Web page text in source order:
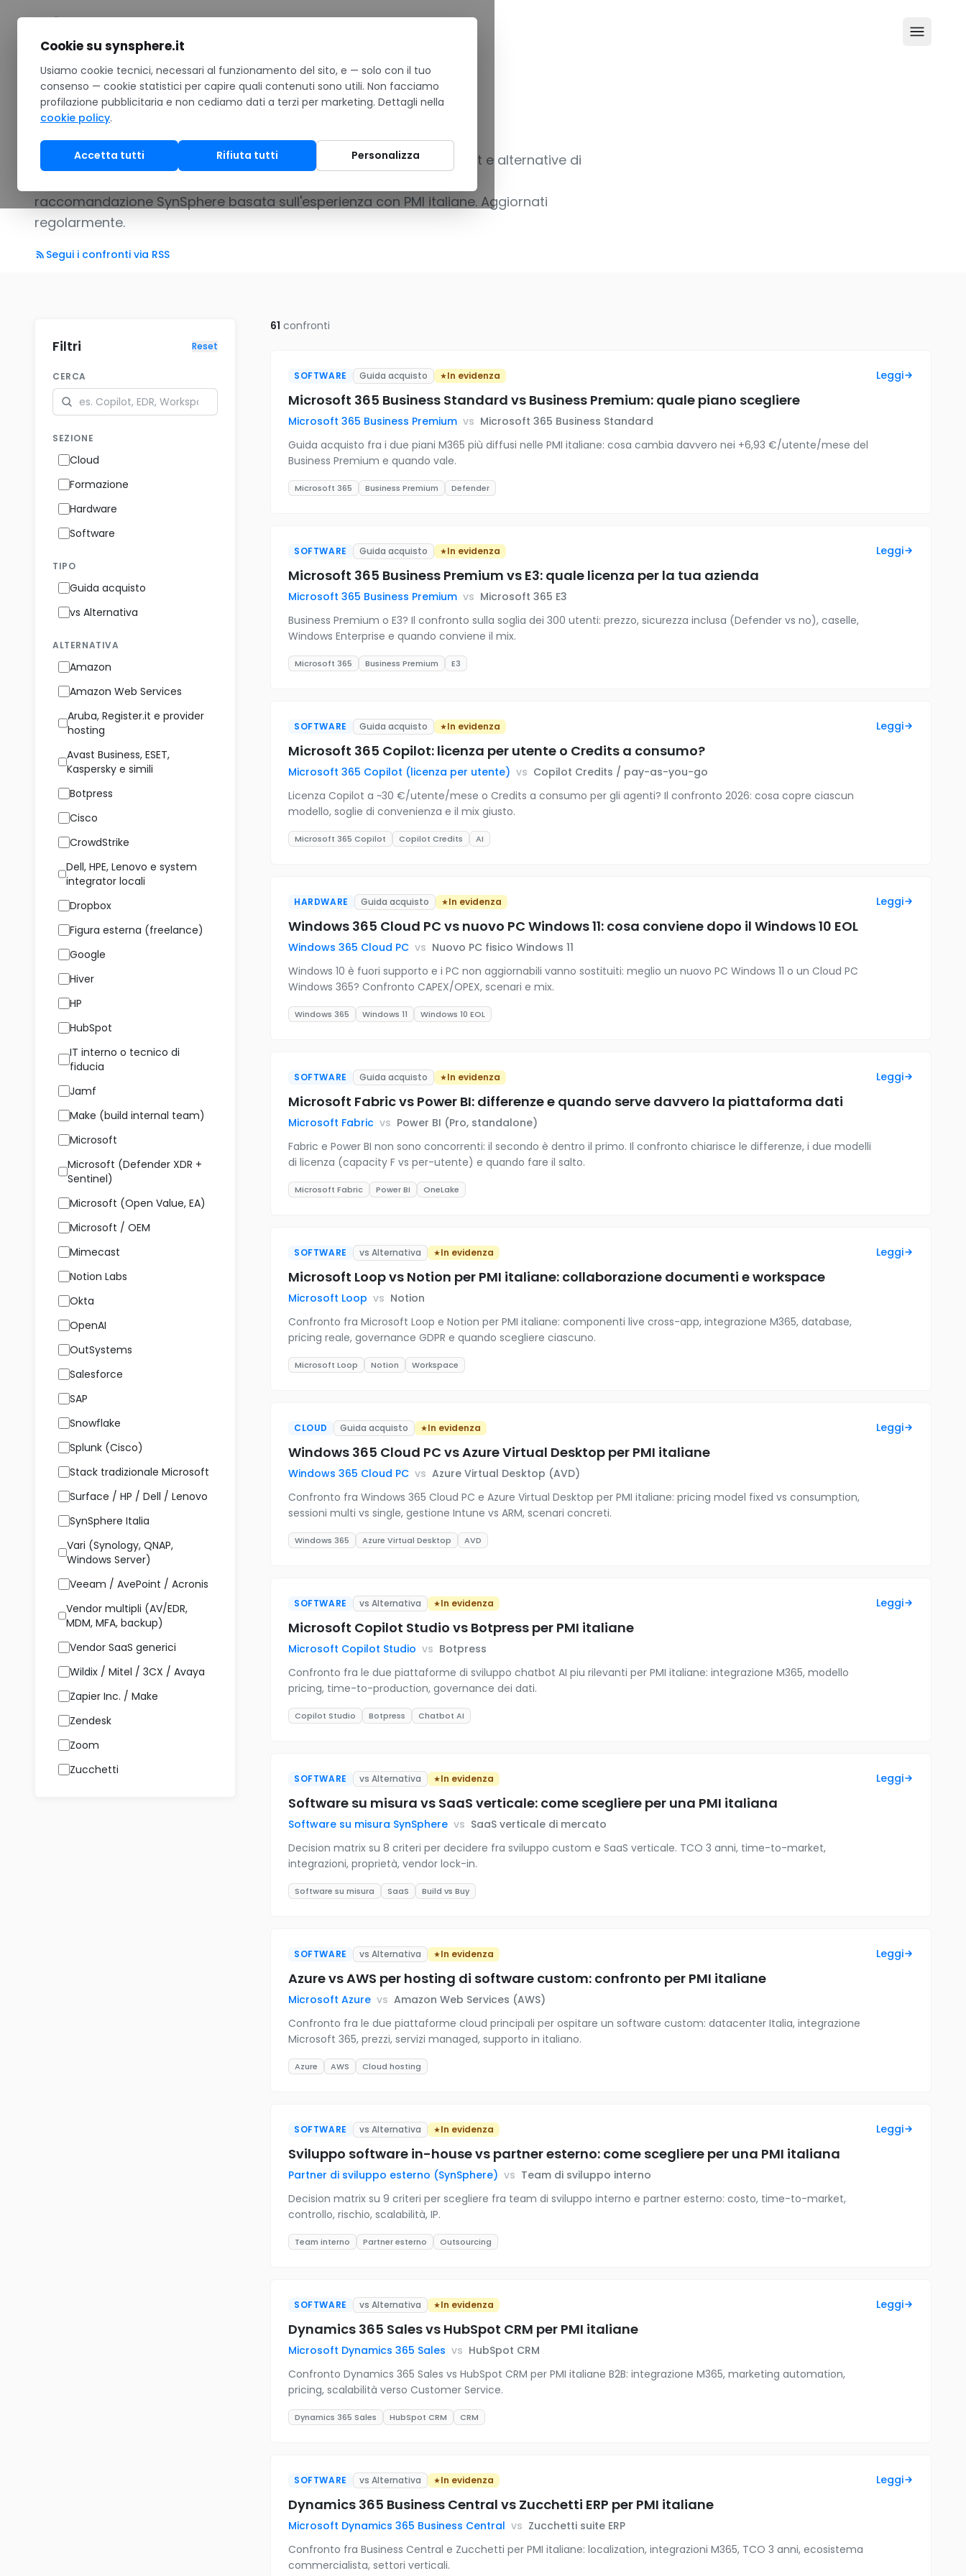
Home/Confronti
Confronti prodotto
Guide editoriali per scegliere consapevolmente fra prodotti Microsoft e alternative di
raccomandazione SynSphere basata sull'esperienza con PMI italiane. Aggiornati
regolarmente.
Segui i confronti via RSS
Filtri Reset
CERCA
SEZIONE
Cloud
Formazione
Hardware
Software
TIPO
Guida acquisto
vs Alternativa
ALTERNATIVA
Amazon
Amazon Web Services
Aruba, Register.it e provider
hosting
Avast Business, ESET,
Kaspersky e simili
Botpress
Cisco
CrowdStrike
Dell, HPE, Lenovo e system
integrator locali
Dropbox
Figura esterna (freelance)
Google
Hiver
HP
HubSpot
IT interno o tecnico di
fiducia
Jamf
Make (build internal team)
Microsoft
Microsoft (Defender XDR +
Sentinel)
Microsoft (Open Value, EA)
Microsoft / OEM
Mimecast
Notion Labs
Okta
OpenAI
OutSystems
Salesforce
SAP
Snowflake
Splunk (Cisco)
Stack tradizionale Microsoft
Surface / HP / Dell / Lenovo
SynSphere Italia
Vari (Synology, QNAP,
Windows Server)
Veeam / AvePoint / Acronis
Vendor multipli (AV/EDR,
MDM, MFA, backup)
Vendor SaaS generici
Wildix / Mitel / 3CX / Avaya
Zapier Inc. / Make
Zendesk
Zoom
Zucchetti
61 confronti
SOFTWARE Guida acquisto In evidenza
Microsoft 365 Business Standard vs Business Premium: quale piano scegliere
Microsoft 365 Business Premium vs Microsoft 365 Business Standard
Guida acquisto fra i due piani M365 più diffusi nelle PMI italiane: cosa cambia davvero nei +6,93 €/utente/mese del
Business Premium e quando vale.
Microsoft 365 Business Premium Defender
Leggi
SOFTWARE Guida acquisto In evidenza
Microsoft 365 Business Premium vs E3: quale licenza per la tua azienda
Microsoft 365 Business Premium vs Microsoft 365 E3
Business Premium o E3? Il confronto sulla soglia dei 300 utenti: prezzo, sicurezza inclusa (Defender vs no), caselle,
Windows Enterprise e quando conviene il mix.
Microsoft 365 Business Premium E3
Leggi
SOFTWARE Guida acquisto In evidenza
Microsoft 365 Copilot: licenza per utente o Credits a consumo?
Microsoft 365 Copilot (licenza per utente) vs Copilot Credits / pay-as-you-go
Licenza Copilot a ~30 €/utente/mese o Credits a consumo per gli agenti? Il confronto 2026: cosa copre ciascun
modello, soglie di convenienza e il mix giusto.
Microsoft 365 Copilot Copilot Credits AI
Leggi
HARDWARE Guida acquisto In evidenza
Windows 365 Cloud PC vs nuovo PC Windows 11: cosa conviene dopo il Windows 10 EOL
Windows 365 Cloud PC vs Nuovo PC fisico Windows 11
Windows 10 è fuori supporto e i PC non aggiornabili vanno sostituiti: meglio un nuovo PC Windows 11 o un Cloud PC
Windows 365? Confronto CAPEX/OPEX, scenari e mix.
Windows 365 Windows 11 Windows 10 EOL
Leggi
SOFTWARE Guida acquisto In evidenza
Microsoft Fabric vs Power BI: differenze e quando serve davvero la piattaforma dati
Microsoft Fabric vs Power BI (Pro, standalone)
Fabric e Power BI non sono concorrenti: il secondo è dentro il primo. Il confronto chiarisce le differenze, i due modelli
di licenza (capacity F vs per-utente) e quando fare il salto.
Microsoft Fabric Power BI OneLake
Leggi
SOFTWARE vs Alternativa In evidenza
Microsoft Loop vs Notion per PMI italiane: collaborazione documenti e workspace
Microsoft Loop vs Notion
Confronto fra Microsoft Loop e Notion per PMI italiane: componenti live cross-app, integrazione M365, database,
pricing reale, governance GDPR e quando scegliere ciascuno.
Microsoft Loop Notion Workspace
Leggi
CLOUD Guida acquisto In evidenza
Windows 365 Cloud PC vs Azure Virtual Desktop per PMI italiane
Windows 365 Cloud PC vs Azure Virtual Desktop (AVD)
Confronto fra Windows 365 Cloud PC e Azure Virtual Desktop per PMI italiane: pricing model fixed vs consumption,
sessioni multi vs single, gestione Intune vs ARM, scenari concreti.
Windows 365 Azure Virtual Desktop AVD
Leggi
SOFTWARE vs Alternativa In evidenza
Microsoft Copilot Studio vs Botpress per PMI italiane
Microsoft Copilot Studio vs Botpress
Confronto fra le due piattaforme di sviluppo chatbot AI piu rilevanti per PMI italiane: integrazione M365, modello
pricing, time-to-production, governance dei dati.
Copilot Studio Botpress Chatbot AI
Leggi
SOFTWARE vs Alternativa In evidenza
Software su misura vs SaaS verticale: come scegliere per una PMI italiana
Software su misura SynSphere vs SaaS verticale di mercato
Decision matrix su 8 criteri per decidere fra sviluppo custom e SaaS verticale. TCO 3 anni, time-to-market,
integrazioni, proprietà, vendor lock-in.
Software su misura SaaS Build vs Buy
Leggi
SOFTWARE vs Alternativa In evidenza
Azure vs AWS per hosting di software custom: confronto per PMI italiane
Microsoft Azure vs Amazon Web Services (AWS)
Confronto fra le due piattaforme cloud principali per ospitare un software custom: datacenter Italia, integrazione
Microsoft 365, prezzi, servizi managed, supporto in italiano.
Azure AWS Cloud hosting
Leggi
SOFTWARE vs Alternativa In evidenza
Sviluppo software in-house vs partner esterno: come scegliere per una PMI italiana
Partner di sviluppo esterno (SynSphere) vs Team di sviluppo interno
Decision matrix su 9 criteri per scegliere fra team di sviluppo interno e partner esterno: costo, time-to-market,
controllo, rischio, scalabilità, IP.
Team interno Partner esterno Outsourcing
Leggi
SOFTWARE vs Alternativa In evidenza
Dynamics 365 Sales vs HubSpot CRM per PMI italiane
Microsoft Dynamics 365 Sales vs HubSpot CRM
Confronto Dynamics 365 Sales vs HubSpot CRM per PMI italiane B2B: integrazione M365, marketing automation,
pricing, scalabilità verso Customer Service.
Dynamics 365 Sales HubSpot CRM CRM
Leggi
SOFTWARE vs Alternativa In evidenza
Dynamics 365 Business Central vs Zucchetti ERP per PMI italiane
Microsoft Dynamics 365 Business Central vs Zucchetti suite ERP
Confronto fra Business Central e Zucchetti per PMI italiane: localization, integrazioni M365, TCO 3 anni, ecosistema
commercialista, settori verticali.
Leggi
Cookie su synsphere.it
Usiamo cookie tecnici, necessari al funzionamento del sito, e — solo con il tuo
consenso — cookie statistici per capire quali contenuti sono utili. Non facciamo
profilazione pubblicitaria e non cediamo dati a terzi per marketing. Dettagli nella
cookie policy.
Accetta tutti Rifiuta tutti Personalizza